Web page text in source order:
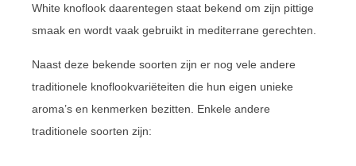
White knoflook daarentegen staat bekend om zijn pittige
smaak en wordt vaak gebruikt in mediterrane gerechten.
Naast deze bekende soorten zijn er nog vele andere
traditionele knoflookvariëteiten die hun eigen unieke
aroma’s en kenmerken bezitten. Enkele andere
traditionele soorten zijn: